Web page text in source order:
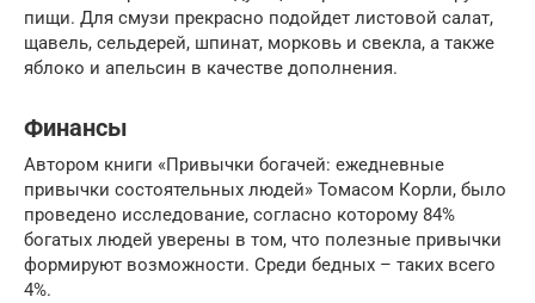
пищи. Для смузи прекрасно подойдет листовой салат,
щавель, сельдерей, шпинат, морковь и свекла, а также
яблоко и апельсин в качестве дополнения.
Финансы
Автором книги «Привычки богачей: ежедневные
привычки состоятельных людей» Томасом Корли, было
проведено исследование, согласно которому 84%
богатых людей уверены в том, что полезные привычки
формируют возможности. Среди бедных – таких всего
4%.